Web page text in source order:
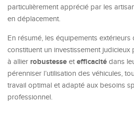
particulièrement apprécié par les
en déplacement.
En résumé, les équipements extérieurs
constituent un investissement
à allier robustesse et efficacité dans
pérenniser l’utilisation des véhicules,
travail optimal et adapté aux besoins
professionnel.